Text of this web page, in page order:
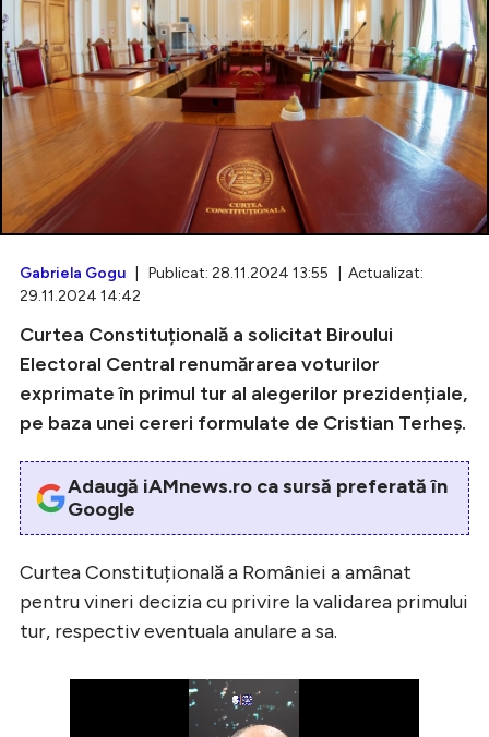
Intră în cont
Creează cont
Gabriela Gogu | Publicat: 28.11.2024 13:55 | Actualizat:
29.11.2024 14:42
Curtea Constituțională a solicitat Biroului
Electoral Central renumărarea voturilor
exprimate în primul tur al alegerilor prezidențiale,
pe baza unei cereri formulate de Cristian Terheș.
Adaugă iAMnews.ro ca sursă preferată în
Google
Curtea Constituțională a României a amânat
pentru vineri decizia cu privire la validarea primului
tur, respectiv eventuala anulare a sa.